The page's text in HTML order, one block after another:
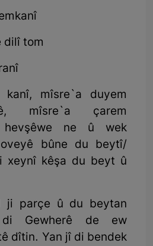
dilî tom
kanî, mîsre`a duyem
mîsre`a çarem
hevşêwe ne û wek
bûne du beytî/
xeynî kêşa du beyt û
ji parçe û du beytan
Gewherê de ew
dîtin. Yan jî di bendek